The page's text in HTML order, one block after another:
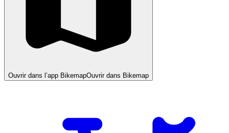
Ouvrir dans l’app BikemapOuvrir dans Bikemap